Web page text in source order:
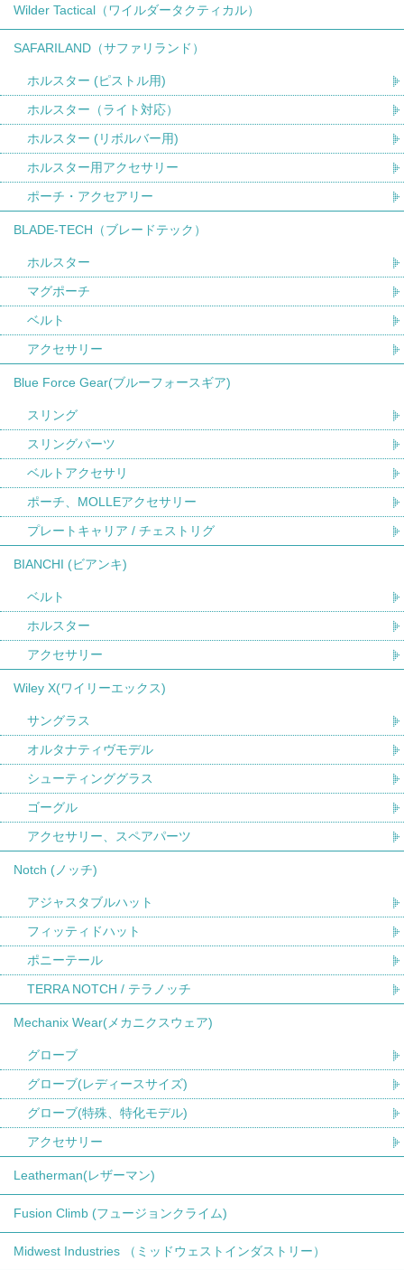
Wilder Tactical（ワイルダータクティカル）
SAFARILAND（サファリランド）
ホルスター (ピストル用)
ホルスター（ライト対応）
ホルスター (リボルバー用)
ホルスター用アクセサリー
ポーチ・アクセアリー
BLADE-TECH（ブレードテック）
ホルスター
マグポーチ
ベルト
アクセサリー
Blue Force Gear(ブルーフォースギア)
スリング
スリングパーツ
ベルトアクセサリ
ポーチ、MOLLEアクセサリー
プレートキャリア / チェストリグ
BIANCHI (ビアンキ)
ベルト
ホルスター
アクセサリー
Wiley X(ワイリーエックス)
サングラス
オルタナティヴモデル
シューティンググラス
ゴーグル
アクセサリー、スペアパーツ
Notch (ノッチ)
アジャスタブルハット
フィッティドハット
ポニーテール
TERRA NOTCH / テラノッチ
Mechanix Wear(メカニクスウェア)
グローブ
グローブ(レディースサイズ)
グローブ(特殊、特化モデル)
アクセサリー
Leatherman(レザーマン)
Fusion Climb (フュージョンクライム)
Midwest Industries （ミッドウェストインダストリー）